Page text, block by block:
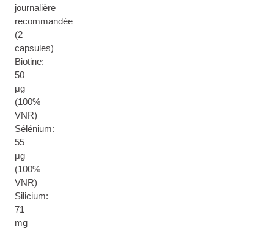
journalière
recommandée
(2
capsules)
Biotine:
50
μg
(100%
VNR)
Sélénium:
55
μg
(100%
VNR)
Silicium:
71
mg